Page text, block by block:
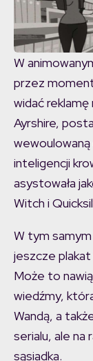
W
przez
widać
Ayrshire,
inteligencji
asystowała
Witch i
W tym
jeszcze plakat
Może to
wiedźmy,
Wandą, a
serialu, ale na
sąsiadka.